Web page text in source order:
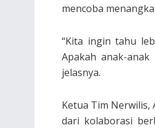
mencoba
“Kita ingin tahu
Apakah anak-
jelasnya.
Ketua Tim Nerwilis,
dari kolaborasi